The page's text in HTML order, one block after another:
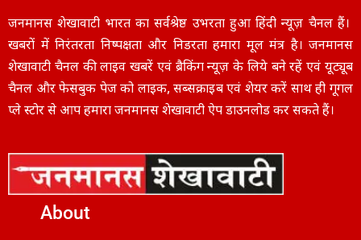
जनमानस शेखावाटी भारत का सर्वश्रेष्ठ उभरता हुआ हिंदी न्यूज़ चैनल हैं।
खबरों में निरंतरता निष्पक्षता और निडरता हमारा मूल मंत्र है। जनमानस
शेखावाटी चैनल की लाइव खबरें एवं ब्रैकिंग न्यूज़ के लिये बने रहें एवं यूट्यूब
चैनल और फेसबुक पेज को लाइक, सब्सक्राइब एवं शेयर करें साथ ही गूगल
प्ले स्टोर से आप हमारा जनमानस शेखावाटी ऐप डाउनलोड कर सकते हैं।
About